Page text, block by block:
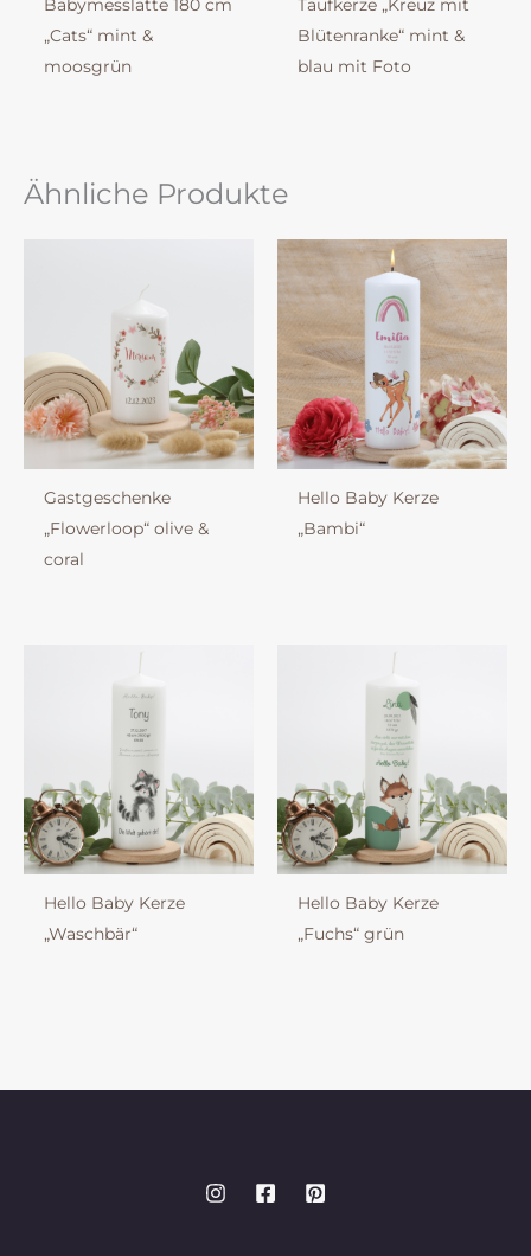
Babymesslatte 180 cm
„Cats“ mint &
moosgrün
Taufkerze „Kreuz mit
Blütenranke“ mint &
blau mit Foto
Ähnliche Produkte
Gastgeschenke
„Flowerloop“ olive &
coral
Hello Baby Kerze
„Bambi“
Hello Baby Kerze
„Waschbär“
Hello Baby Kerze
„Fuchs“ grün